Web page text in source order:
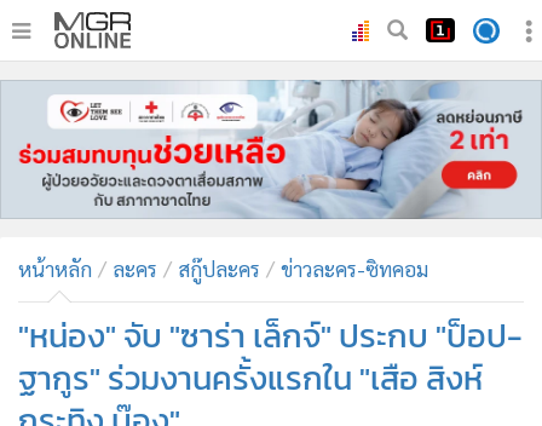
หน้าหลัก
ทันเหตุการณ์
• ภาคใต้
• บันเทิง
ผู้จัดการรายวัน
คอลัมนิสต์
• ละคร
หน้าหลัก ละคร สกู๊ปละคร ข่าวละคร-ซิทคอม
"หน่อง" จับ "ซาร่า เล็กจ์" ประกบ "ป็อป-
ฐากูร" ร่วมงานครั้งแรกใน "เสือ สิงห์